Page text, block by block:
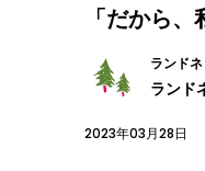
「だから
ランド
ランド
2023年03月28日